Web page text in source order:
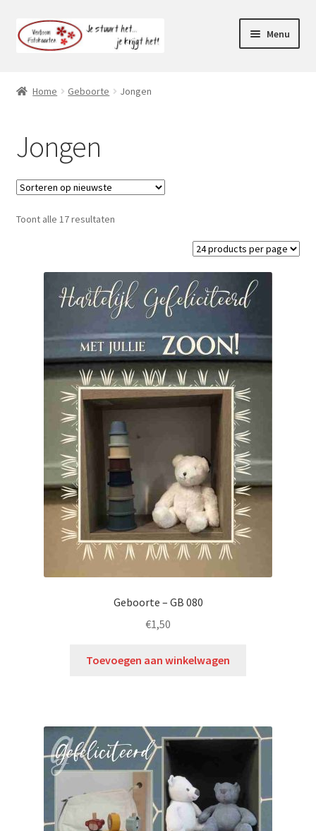
Ga
door
Ga
naar
Menu
Mijn account
Home Geboorte Jongen
Jongen
Toont alle 17 resultaten
Geboorte – GB 080
€1,50
Toevoegen aan winkelwagen